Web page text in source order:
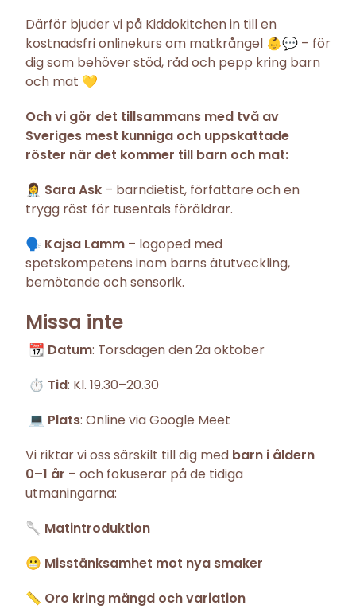
Därför bjuder vi på Kiddokitchen in till en
kostnadsfri onlinekurs om matkrångel 👶💬 – för
dig som behöver stöd, råd och pepp kring barn
och mat 💛
Och vi gör det tillsammans med två av
Sveriges mest kunniga och uppskattade
röster när det kommer till barn och mat:
👩‍⚕️ Sara Ask – barndietist, författare och en
trygg röst för tusentals föräldrar.
🗣️ Kajsa Lamm – logoped med
spetskompetens inom barns ätutveckling,
bemötande och sensorik.
Missa inte
📆 Datum: Torsdagen den 2a oktober
⏱️ Tid: Kl. 19.30–20.30
💻 Plats: Online via Google Meet
Vi riktar vi oss särskilt till dig med barn i åldern
0–1 år – och fokuserar på de tidiga
utmaningarna:
🥄 Matintroduktion
😬 Misstänksamhet mot nya smaker
📏 Oro kring mängd och variation